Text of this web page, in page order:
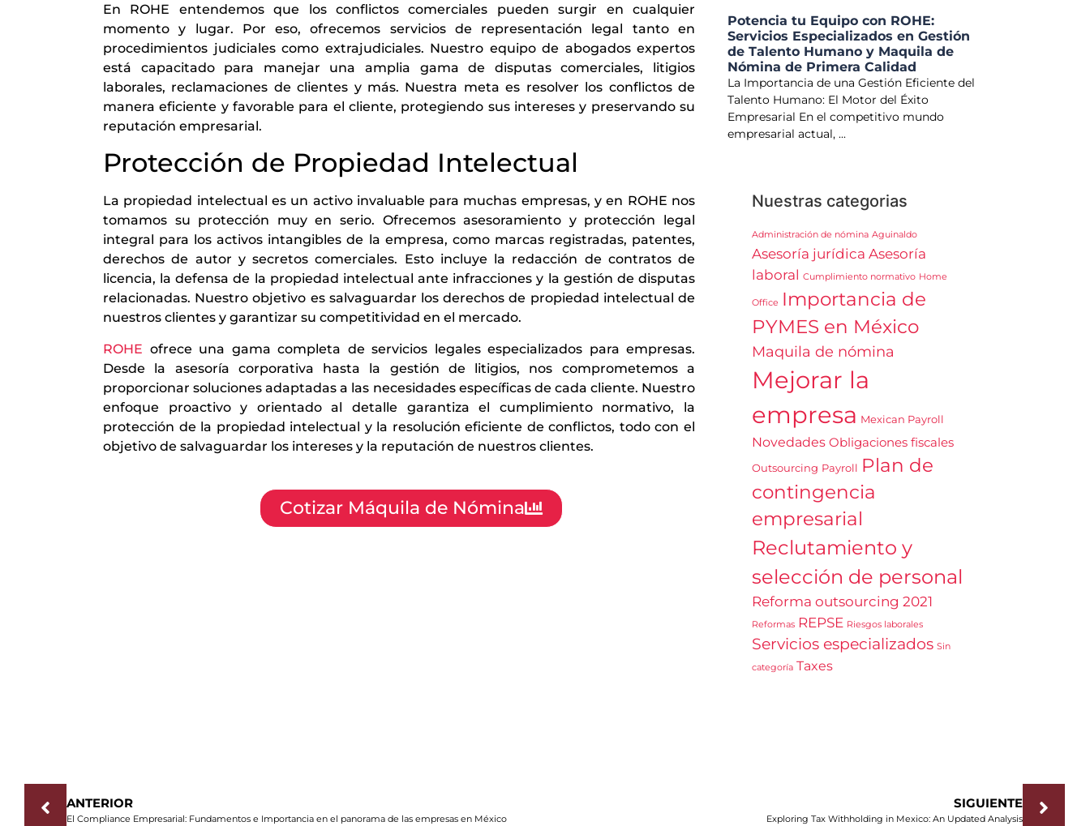
En ROHE entendemos que los conflictos comerciales pueden surgir en cualquier
momento y lugar. Por eso, ofrecemos servicios de representación legal tanto en
procedimientos judiciales como extrajudiciales. Nuestro equipo de abogados expertos
está capacitado para manejar una amplia gama de disputas comerciales, litigios
laborales, reclamaciones de clientes y más. Nuestra meta es resolver los conflictos de
manera eficiente y favorable para el cliente, protegiendo sus intereses y preservando su
reputación empresarial.
Protección de Propiedad Intelectual
La propiedad intelectual es un activo invaluable para muchas empresas, y en ROHE nos
tomamos su protección muy en serio. Ofrecemos asesoramiento y protección legal
integral para los activos intangibles de la empresa, como marcas registradas, patentes,
derechos de autor y secretos comerciales. Esto incluye la redacción de contratos de
licencia, la defensa de la propiedad intelectual ante infracciones y la gestión de disputas
relacionadas. Nuestro objetivo es salvaguardar los derechos de propiedad intelectual de
nuestros clientes y garantizar su competitividad en el mercado.
ROHE ofrece una gama completa de servicios legales especializados para empresas.
Desde la asesoría corporativa hasta la gestión de litigios, nos comprometemos a
proporcionar soluciones adaptadas a las necesidades específicas de cada cliente. Nuestro
enfoque proactivo y orientado al detalle garantiza el cumplimiento normativo, la
protección de la propiedad intelectual y la resolución eficiente de conflictos, todo con el
objetivo de salvaguardar los intereses y la reputación de nuestros clientes.
Cotizar Máquila de Nómina
Potencia tu Equipo con ROHE:
Servicios Especializados en Gestión
de Talento Humano y Maquila de
Nómina de Primera Calidad
La Importancia de una Gestión Eficiente del
Talento Humano: El Motor del Éxito
Empresarial En el competitivo mundo
empresarial actual,
Nuestras categorias
Administración de nómina Aguinaldo
Asesoría jurídica Asesoría
laboral Cumplimiento normativo Home
Office Importancia de
PYMES en México
Maquila de nómina
Mejorar la
empresa Mexican Payroll
Novedades Obligaciones fiscales
Outsourcing Payroll Plan de
contingencia
empresarial
Reclutamiento y
selección de personal
Reforma outsourcing 2021
Reformas REPSE Riesgos laborales
Servicios especializados Sin
categoría Taxes
ANTERIOR
El Compliance Empresarial: Fundamentos e Importancia en el panorama de las empresas en México
SIGUIENTE
Exploring Tax Withholding in Mexico: An Updated Analysis